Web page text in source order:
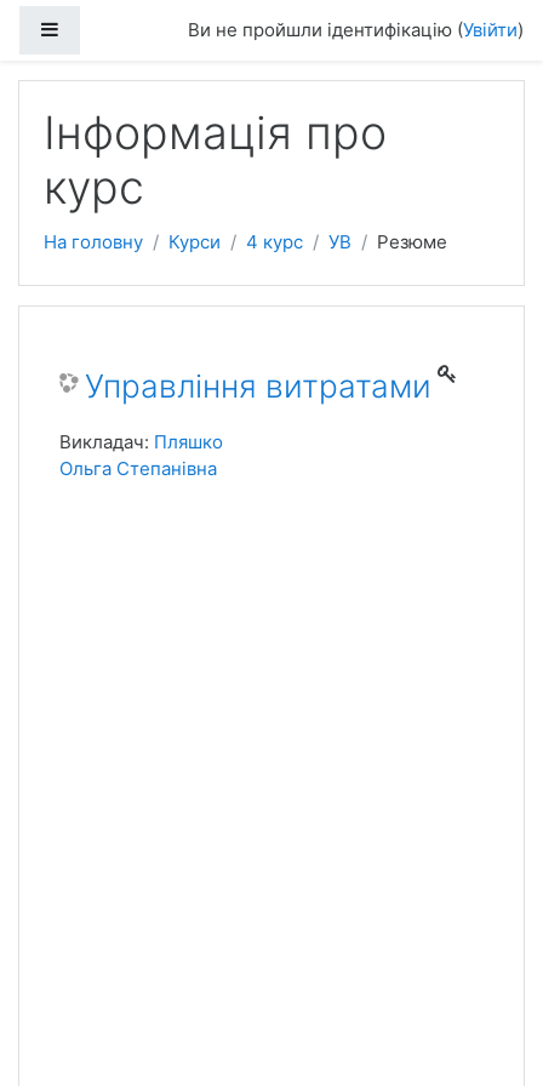
Ви не пройшли ідентифікацію (Увійти)
Інформація про
курс
На головну Курси 4 курс УВ Резюме
Управління витратами
Викладач: Пляшко
Ольга Степанівна